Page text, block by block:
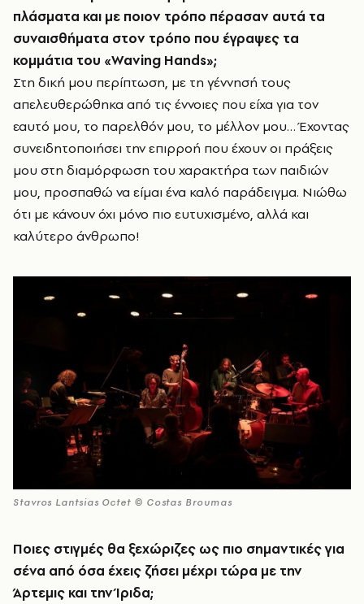
πλάσματα και με ποιον τρόπο πέρασαν αυτά τα
συναισθήματα στον τρόπο που έγραψες τα
κομμάτια του «Waving Hands»;
Στη δική μου περίπτωση, με τη γέννησή τους
απελευθερώθηκα από τις έννοιες που είχα για τον
εαυτό μου, το παρελθόν μου, το μέλλον μου… Έχοντας
συνειδητοποιήσει την επιρροή που έχουν οι πράξεις
μου στη διαμόρφωση του χαρακτήρα των παιδιών
μου, προσπαθώ να είμαι ένα καλό παράδειγμα. Νιώθω
ότι με κάνουν όχι μόνο πιο ευτυχισμένο, αλλά και
καλύτερο άνθρωπο!
Stavros Lantsias Octet © Costas Broumas
Ποιες στιγμές θα ξεχώριζες ως πιο σημαντικές για
σένα από όσα έχεις ζήσει μέχρι τώρα με την
Άρτεμις και την Ίριδα;